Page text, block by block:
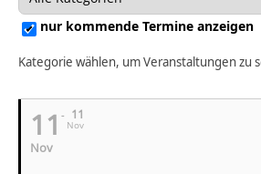
nur kommende Termine anzeigen
Kategorie wählen, um Veranstaltungen zu
11
Nov
11
Nov